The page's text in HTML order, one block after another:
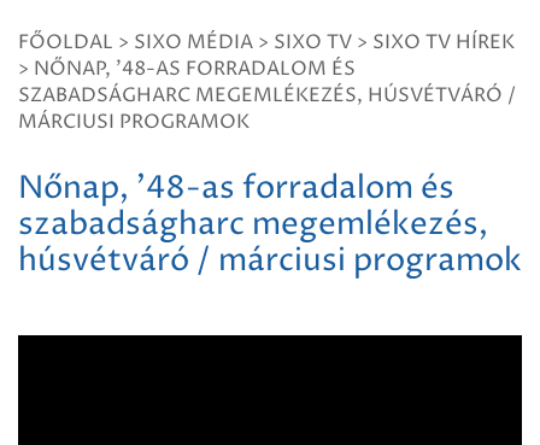
FŐOLDAL > SIXO MÉDIA > SIXO TV > SIXO TV HÍREK
> NŐNAP, '48-AS FORRADALOM ÉS
SZABADSÁGHARC MEGEMLÉKEZÉS, HÚSVÉTVÁRÓ /
MÁRCIUSI PROGRAMOK
Nőnap, '48-as forradalom és
szabadságharc megemlékezés,
húsvétváró / márciusi programok